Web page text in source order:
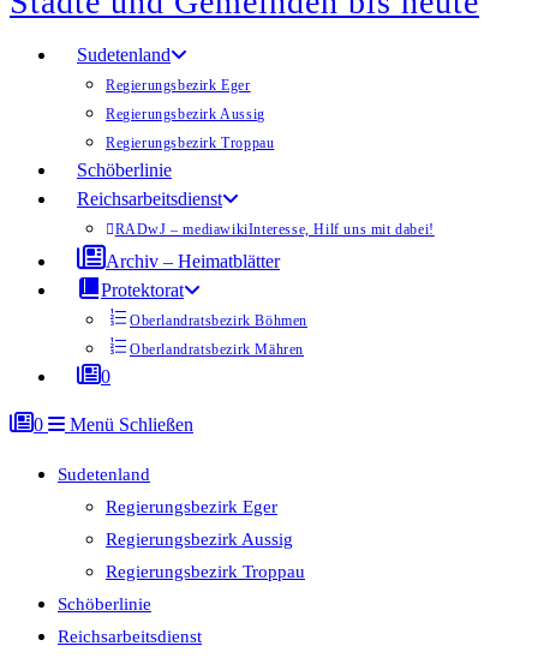
durchsuchen
Sudetenland
Regierungsbezirk Eger
Regierungsbezirk Aussig
Regierungsbezirk Troppau
Schöberlinie
Reichsarbeitsdienst
RADwJ – mediawikiInteresse, Hilf uns mit dabei!
Archiv – Heimatblätter
Protektorat
Oberlandratsbezirk Böhmen
Oberlandratsbezirk Mähren
0
0 Menü Schließen
Sudetenland
Regierungsbezirk Eger
Regierungsbezirk Aussig
Regierungsbezirk Troppau
Schöberlinie
Reichsarbeitsdienst